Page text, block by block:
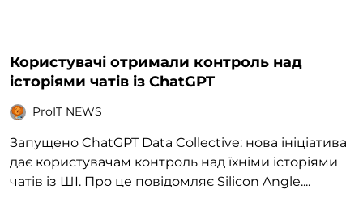
Користувачі отримали контроль над
історіями чатів із ChatGPT
ProIT NEWS
Запущено ChatGPT Data Collective: нова ініціатива
дає користувачам контроль над їхніми історіями
чатів із ШІ. Про це повідомляє Silicon Angle....